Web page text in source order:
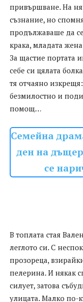
привършване. На
съзнание, но
продължаваше да
крака, младата
За щастие портата
себе си цялата
тя отчаяно
безмилостно и
помощ…
Семейна
ден на
се
В топлата стая
леглото си. С
прозореца,
пелерина. И някак
силует, затова
улицата. Малко по-